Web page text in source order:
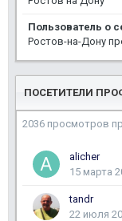
Пользователь о
Ростов-на-Дону
ПОСЕТИТЕЛИ
2036 просмотров
alicher
15 марта
tandr
22 июля